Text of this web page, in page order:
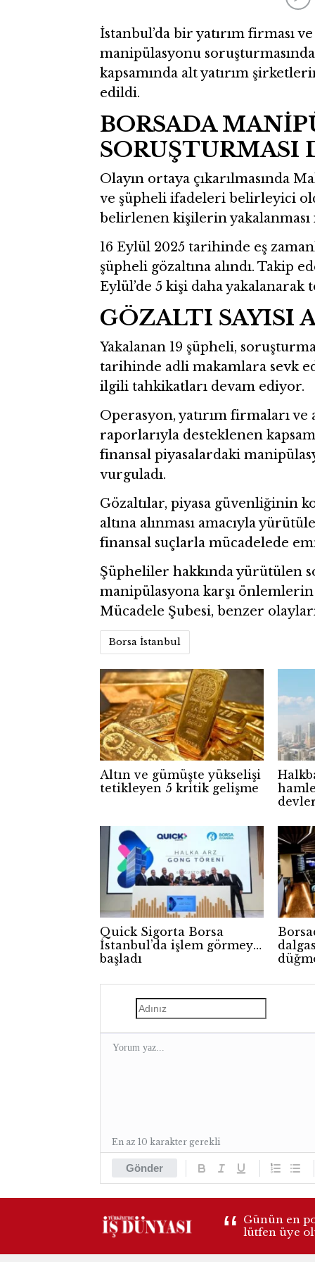
İstanbul’da bir yatırım firması
manipülasyonu
kapsamında alt yatırım
edildi.
BORSADA
SORUŞTURMASI
Olayın ortaya çıkarılmasında
ve şüpheli ifadeleri belirleyici
belirlenen kişilerin
16 Eylül 2025 tarihinde eş
şüpheli gözaltına alındı. Takip
Eylül’de 5 kişi daha yakalanarak
GÖZALTI SAYISI
Yakalanan 19 şüpheli,
tarihinde adli makamlara sevk
ilgili tahkikatları devam ediyor.
Operasyon, yatırım firmaları
raporlarıyla desteklenen
finansal piyasalardaki
vurguladı.
Gözaltılar, piyasa güvenliğinin
altına alınması amacıyla
finansal suçlarla mücadelede
Şüpheliler hakkında yürütülen
manipülasyona karşı
Mücadele Şubesi, benzer
Borsa İstanbul
Altın ve gümüşte yükselişi
tetikleyen 5 kritik gelişme
Quick Sigorta Borsa
İstanbul’da işlem görmeye
başladı
Gönder
En az 10 karakter gerekli
Günün en
lütfen üye